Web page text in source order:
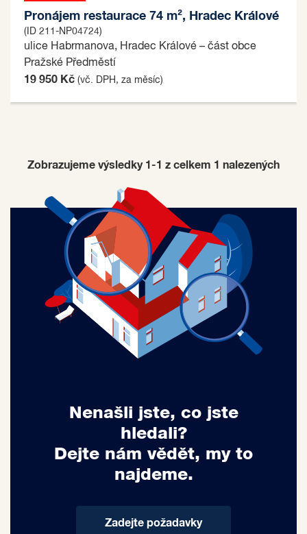
Pronájem restaurace 74 m², Hradec Králové
(ID 211-NP04724)
ulice Habrmanova, Hradec Králové – část obce
Pražské Předměstí
19 950 Kč (vč. DPH, za měsíc)
Zobrazujeme výsledky 1-1 z celkem 1 nalezených
Nenašli jste, co jste
hledali?
Dejte nám vědět, my to
najdeme.
Zadejte požadavky